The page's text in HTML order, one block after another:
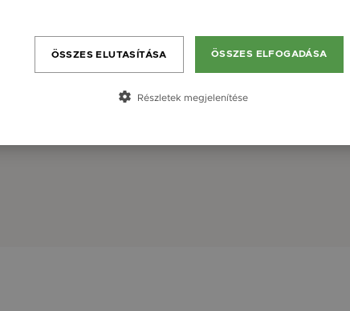
ÖSSZES ELFOGADÁSA
ÖSSZES ELUTASÍTÁSA
Részletek megjelenítése